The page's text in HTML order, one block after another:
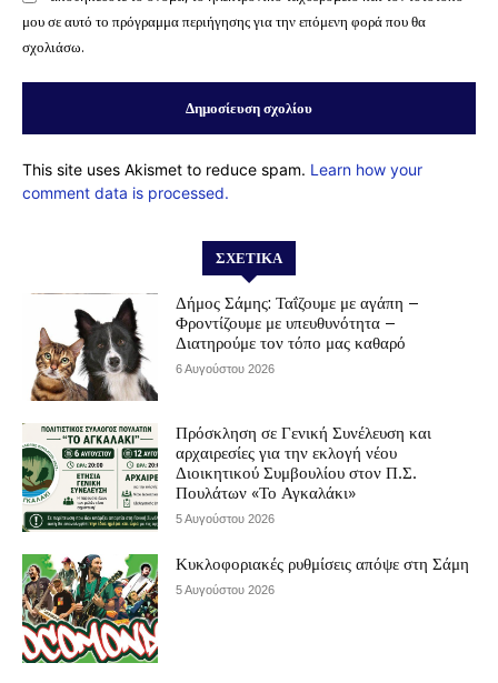
μου σε αυτό το πρόγραμμα περιήγησης για την επόμενη φορά που θα
σχολιάσω.
This site uses Akismet to reduce spam. Learn how your
comment data is processed.
ΣΧΕΤΙΚΆ
Δήμος Σάμης: Ταΐζουμε με αγάπη –
Φροντίζουμε με υπευθυνότητα –
Διατηρούμε τον τόπο μας καθαρό
6 Αυγούστου 2026
Πρόσκληση σε Γενική Συνέλευση και
αρχαιρεσίες για την εκλογή νέου
Διοικητικού Συμβουλίου στον Π.Σ.
Πουλάτων «Το Αγκαλάκι»
5 Αυγούστου 2026
Κυκλοφοριακές ρυθμίσεις απόψε στη Σάμη
5 Αυγούστου 2026